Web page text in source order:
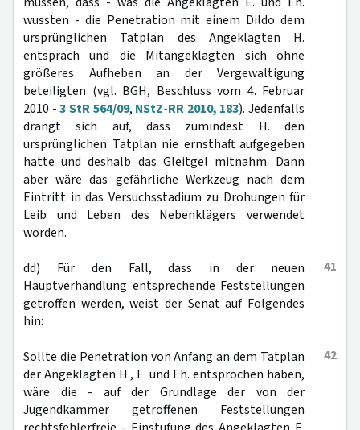
wussten - die Penetration mit einem Dildo dem
ursprünglichen Tatplan des Angeklagten H.
entsprach und die Mitangeklagten sich ohne
größeres Aufheben an der Vergewaltigung
beteiligten (vgl. BGH, Beschluss vom 4. Februar
2010 -3 StR 564/09, NStZ-RR 2010, 183). Jedenfalls
drängt sich auf, dass zumindest H. den
ursprünglichen Tatplan nie ernsthaft aufgegeben
hatte und deshalb das Gleitgel mitnahm. Dann
aber wäre das gefährliche Werkzeug nach dem
Eintritt in das Versuchsstadium zu Drohungen für
Leib und Leben des Nebenklägers verwendet
worden.
41
dd) Für den Fall, dass in der neuen
Hauptverhandlung entsprechende Feststellungen
getroffen werden, weist der Senat auf Folgendes
hin:
42
Sollte die Penetration von Anfang an dem Tatplan
der Angeklagten H., E. und Eh. entsprochen haben,
wäre die - auf der Grundlage der von der
Jugendkammer getroffenen Feststellungen